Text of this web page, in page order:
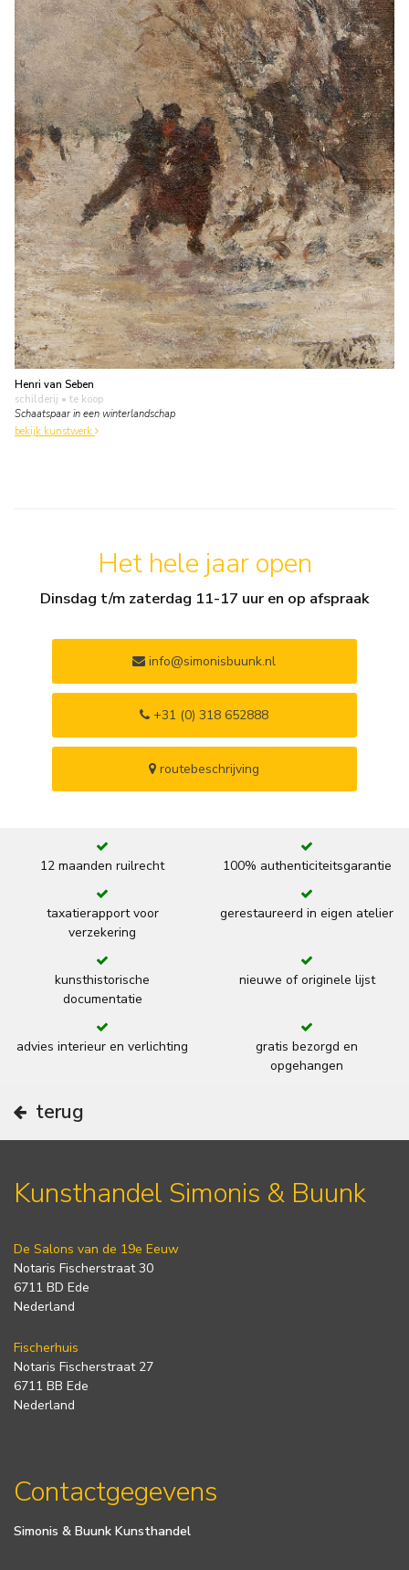
Henri van Seben
schilderij • te koop
Schaatspaar in een winterlandschap
bekijk kunstwerk
Het hele jaar open
Dinsdag t/m zaterdag 11-17 uur en op afspraak
info@simonisbuunk.nl
+31 (0) 318 652888
routebeschrijving
12 maanden ruilrecht 100% authenticiteitsgarantie
taxatierapport voor
verzekering
gerestaureerd in eigen atelier
kunsthistorische
documentatie
nieuwe of originele lijst
advies interieur en verlichting
gratis bezorgd en
opgehangen
terug
Kunsthandel Simonis & Buunk
De Salons van de 19e Eeuw
Notaris Fischerstraat 30
6711 BD Ede
Nederland
Fischerhuis
Notaris Fischerstraat 27
6711 BB Ede
Nederland
Contactgegevens
Simonis & Buunk Kunsthandel